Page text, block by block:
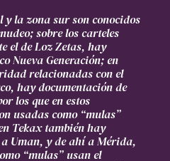
y la zona sur son conocidos
sobre los carteles
el de Loz Zetas, hay
Nueva Generación; en
relacionadas con el
hay documentación de
los que en estos
usadas como “mulas”
Tekax también hay
Uman, y de ahí a Mérida,
“mulas” usan el